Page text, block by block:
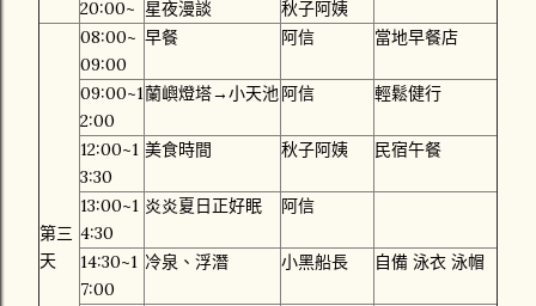
20:00~ 星夜漫談 秋子阿姨
第三
天
08:00~
09:00
早餐 阿信 當地早餐店
09:00~1
2:00
蘭嶼燈塔→小天池阿信 輕鬆健行
12:00~1
3:30
美食時間 秋子阿姨 民宿午餐
13:00~1
4:30
炎炎夏日正好眠 阿信
14:30~1
7:00
冷泉、浮潛 小黑船長 自備 泳衣 泳帽